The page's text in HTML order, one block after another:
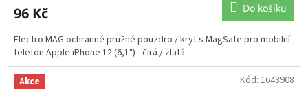
96 Kč Do košíku
Electro MAG ochranné pružné pouzdro / kryt s MagSafe pro mobilní
telefon Apple iPhone 12 (6,1") - čirá / zlatá.
Akce Kód: 1643908